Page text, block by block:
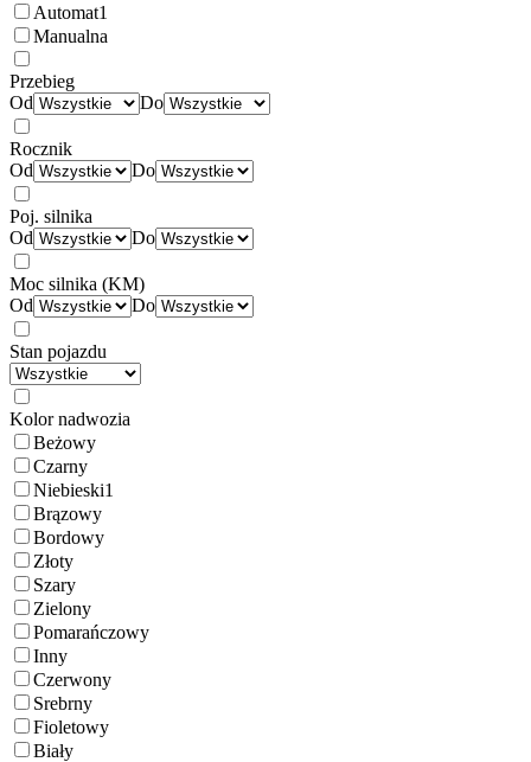
Automat1
Manualna
Przebieg
Od
Do
Rocznik
Od
Do
Poj. silnika
Od
Do
Moc silnika (KM)
Od
Do
Stan pojazdu
Kolor nadwozia
Beżowy
Czarny
Niebieski1
Brązowy
Bordowy
Złoty
Szary
Zielony
Pomarańczowy
Inny
Czerwony
Srebrny
Fioletowy
Biały